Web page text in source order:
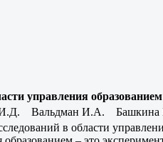
управления образованием
Вальдман И.А. Башкина
в области